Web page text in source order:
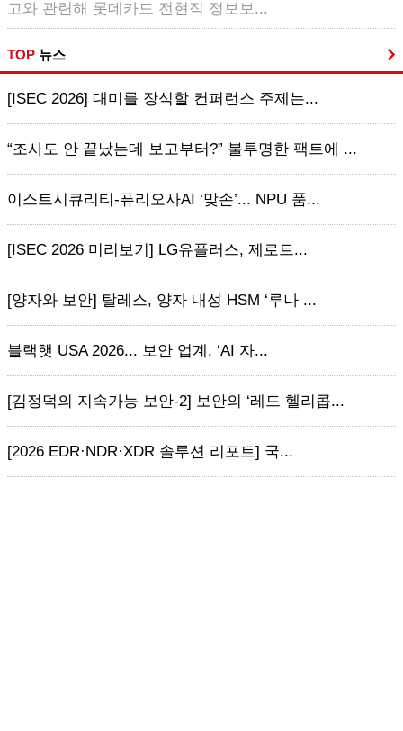
고와 관련해 롯데카드 전현직 정보보...
TOP 뉴스
[ISEC 2026] 대미를 장식할 컨퍼런스 주제는...
“조사도 안 끝났는데 보고부터?” 불투명한 팩트에 ...
이스트시큐리티-퓨리오사AI ‘맞손’... NPU 품...
[ISEC 2026 미리보기] LG유플러스, 제로트...
[양자와 보안] 탈레스, 양자 내성 HSM ‘루나 ...
블랙햇 USA 2026... 보안 업계, ‘AI 자...
[김정덕의 지속가능 보안-2] 보안의 ‘레드 헬리콥...
[2026 EDR·NDR·XDR 솔루션 리포트] 국...